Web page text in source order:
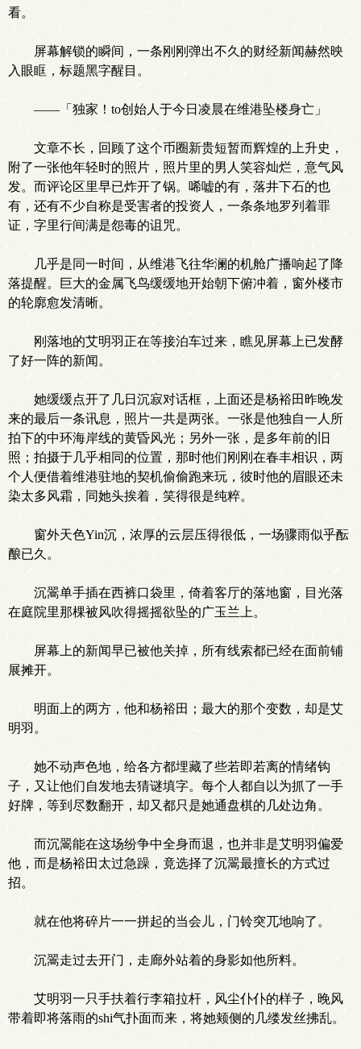
看。
屏幕解锁的瞬间，一条刚刚弹出不久的财经新闻赫然映
入眼眶，标题黑字醒目。
——「独家！to创始人于今日凌晨在维港坠楼身亡」
文章不长，回顾了这个币圈新贵短暂而辉煌的上升史，
附了一张他年轻时的照片，照片里的男人笑容灿烂，意气风
发。而评论区里早已炸开了锅。唏嘘的有，落井下石的也
有，还有不少自称是受害者的投资人，一条条地罗列着罪
证，字里行间满是怨毒的诅咒。
几乎是同一时间，从维港飞往华澜的机舱广播响起了降
落提醒。巨大的金属飞鸟缓缓地开始朝下俯冲着，窗外楼市
的轮廓愈发清晰。
刚落地的艾明羽正在等接泊车过来，瞧见屏幕上已发酵
了好一阵的新闻。
她缓缓点开了几日沉寂对话框，上面还是杨裕田昨晚发
来的最后一条讯息，照片一共是两张。一张是他独自一人所
拍下的中环海岸线的黄昏风光；另外一张，是多年前的旧
照；拍摄于几乎相同的位置，那时他们刚刚在春丰相识，两
个人便借着维港驻地的契机偷偷跑来玩，彼时他的眉眼还未
染太多风霜，同她头挨着，笑得很是纯粹。
窗外天色Yin沉，浓厚的云层压得很低，一场骤雨似乎酝
酿已久。
沉翯单手插在西裤口袋里，倚着客厅的落地窗，目光落
在庭院里那棵被风吹得摇摇欲坠的广玉兰上。
屏幕上的新闻早已被他关掉，所有线索都已经在面前铺
展摊开。
明面上的两方，他和杨裕田；最大的那个变数，却是艾
明羽。
她不动声色地，给各方都埋藏了些若即若离的情绪钩
子，又让他们自发地去猜谜填字。每个人都自以为抓了一手
好牌，等到尽数翻开，却又都只是她通盘棋的几处边角。
而沉翯能在这场纷争中全身而退，也并非是艾明羽偏爱
他，而是杨裕田太过急躁，竟选择了沉翯最擅长的方式过
招。
就在他将碎片一一拼起的当会儿，门铃突兀地响了。
沉翯走过去开门，走廊外站着的身影如他所料。
艾明羽一只手扶着行李箱拉杆，风尘仆仆的样子，晚风
带着即将落雨的shi气扑面而来，将她颊侧的几缕发丝拂乱。